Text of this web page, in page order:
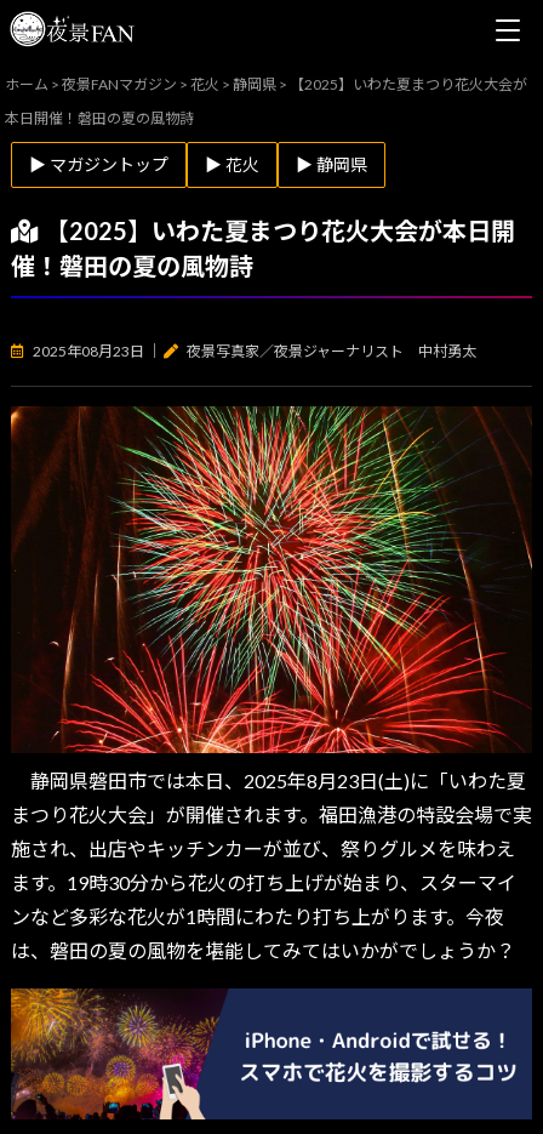
ホーム >夜景FANマガジン >花火 >静岡県 >
【2025】いわた夏まつり花火大会が
本日開催！磐田の夏の風物詩
▶ マガジントップ ▶ 花火 ▶ 静岡県
【2025】いわた夏まつり花火大会が本日開
催！磐田の夏の風物詩
2025年08月23日 夜景写真家／夜景ジャーナリスト 中村勇太
静岡県磐田市では本日、2025年8月23日(土)に「いわた夏
まつり花火大会」が開催されます。福田漁港の特設会場で実
施され、出店やキッチンカーが並び、祭りグルメを味わえ
ます。19時30分から花火の打ち上げが始まり、スターマイ
ンなど多彩な花火が1時間にわたり打ち上がります。今夜
は、磐田の夏の風物を堪能してみてはいかがでしょうか？